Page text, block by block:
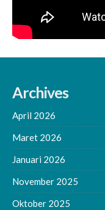
Archives
April 2026
Maret 2026
Januari 2026
November 2025
Oktober 2025